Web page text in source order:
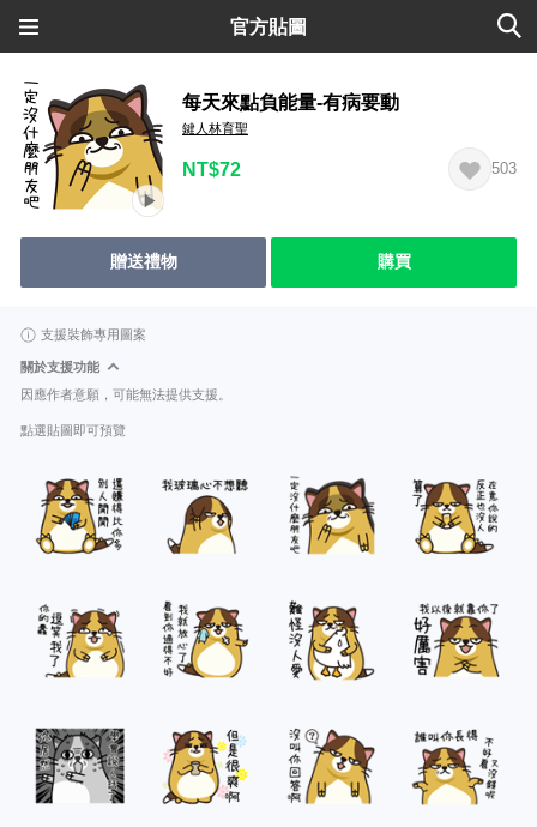
官方貼圖
每天來點負能量-有病要動
鍵人林育聖
NT$72 503
贈送禮物 購買
支援裝飾專用圖案
關於支援功能
因應作者意願，可能無法提供支援。
點選貼圖即可預覽